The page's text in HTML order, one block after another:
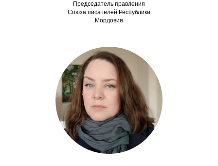
Председатель правления
Союза писателей Республики
Мордовия